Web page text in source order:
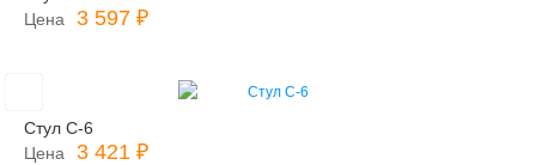
Цена
3 597 ₽
Стул С-6
Цена
3 421 ₽